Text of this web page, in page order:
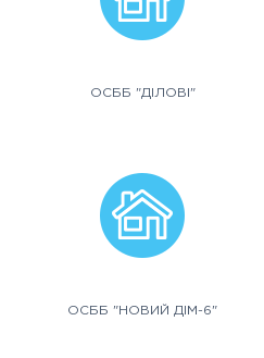
ОСББ "ДІЛОВІ"
ОСББ "НОВИЙ ДІМ-6"